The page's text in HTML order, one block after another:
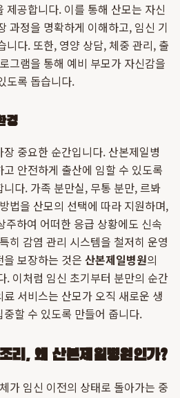
제공합니다. 이를 통해 산모는 자신
과정을 명확하게 이해하고, 임신 기
니다. 또한, 영양 상담, 체중 관리, 출
그램을 통해 예비 부모가 자신감을
도록 돕습니다.
경
중요한 순간입니다. 산본제일병
안전하게 출산에 임할 수 있도록
다. 가족 분만실, 무통 분만, 르봐
법을 산모의 선택에 따라 지원하며,
하여 어떠한 응급 상황에도 신속
히 감염 관리 시스템을 철저히 운영
보장하는 것은 산본제일병원의
. 이처럼 임신 초기부터 분만의 순간
서비스는 산모가 오직 새로운 생
할 수 있도록 만들어 줍니다.
리, 왜 산본제일병원인가?
가 임신 이전의 상태로 돌아가는 중